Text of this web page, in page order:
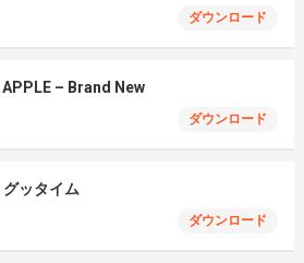
ダウンロード
APPLE – Brand New
ダウンロード
ッタイム
ダウンロード